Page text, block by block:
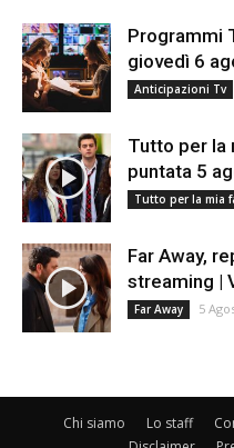
Programmi
giovedì 6
Anticipazioni Tv
Tutto per la
puntata 5
Tutto per la mia
Far Away,
streaming |
Far Away 5
Chi siamo Lo staff